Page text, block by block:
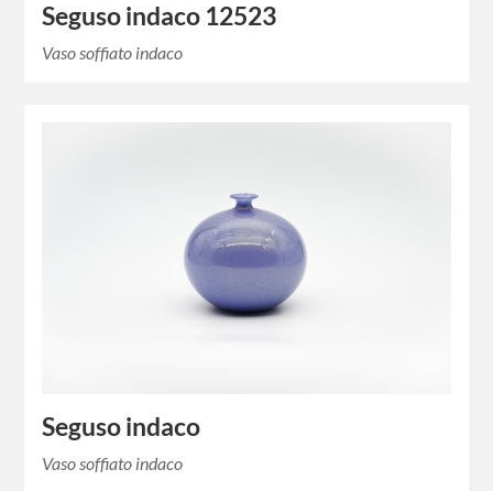
Seguso indaco 12523
Vaso soffiato indaco
Seguso indaco
Vaso soffiato indaco